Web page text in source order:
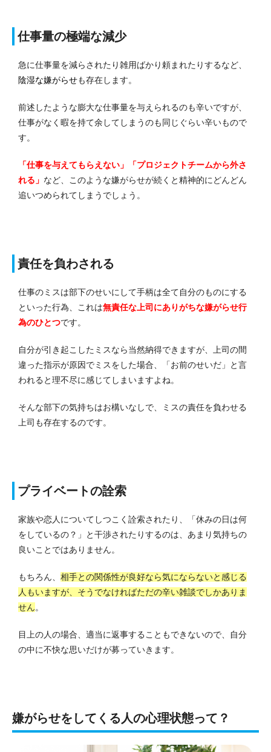
仕事量の極端な減少
急に仕事量を減らされたり雑用ばかり頼まれたりするなど、
陰湿な嫌がらせも存在します。
前述したような膨大な仕事量を与えられるのも辛いですが、
仕事がなく暇を持て余してしまうのも同じぐらい辛いもので
す。
「仕事を与えてもらえない」「プロジェクトチームから外さ
れる」 など、このような嫌がらせが続くと精神的にどんどん
追いつめられてしまうでしょう。
責任を負わされる
仕事のミスは部下のせいにして手柄は全て自分のものにする
といった行為、これは無責任な上司にありがちな嫌がらせ行
為のひとつです。
自分が引き起こしたミスなら当然納得できますが、上司の間
違った指示が原因でミスをした場合、「お前のせいだ」と言
われると理不尽に感じてしまいますよね。
そんな部下の気持ちはお構いなしで、ミスの責任を負わせる
上司も存在するのです。
プライベートの詮索
家族や恋人についてしつこく詮索されたり、「休みの日は何
をしているの？」と干渉されたりするのは、あまり気持ちの
良いことではありません。
もちろん、 相手との関係性が良好なら気にならないと感じる
人もいますが、そうでなければただの辛い雑談でしかありま
せん。
目上の人の場合、適当に返事することもできないので、自分
の中に不快な思いだけが募っていきます。
嫌がらせをしてくる人の心理状態って？